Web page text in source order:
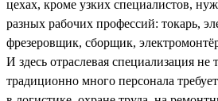
цехах, кроме узких специалистов,
разных рабочих профессий: токарь,
фрезеровщик, сборщик,
И здесь отраслевая специализация не
традиционно много персонала